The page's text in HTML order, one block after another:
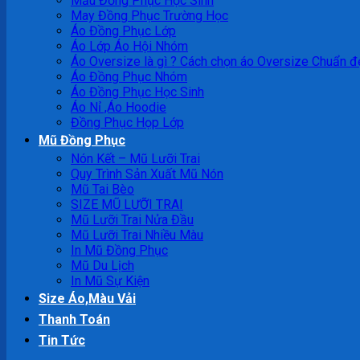
May Đồng Phục Trường Học
Áo Đồng Phục Lớp
Áo Lớp Áo Hội Nhóm
Áo Oversize là gì ? Cách chọn áo Oversize Chuẩn
Áo Đồng Phục Nhóm
Áo Đồng Phục Học Sinh
Áo Nỉ ,Áo Hoodie
Đồng Phục Họp Lớp
Mũ Đồng Phục
Nón Kết – Mũ Lưỡi Trai
Quy Trình Sản Xuất Mũ Nón
Mũ Tai Bèo
SIZE MŨ LƯỠI TRAI
Mũ Lưỡi Trai Nửa Đầu
Mũ Lưỡi Trai Nhiều Màu
In Mũ Đồng Phục
Mũ Du Lịch
In Mũ Sự Kiện
Size Áo,Màu Vải
Thanh Toán
Tin Tức